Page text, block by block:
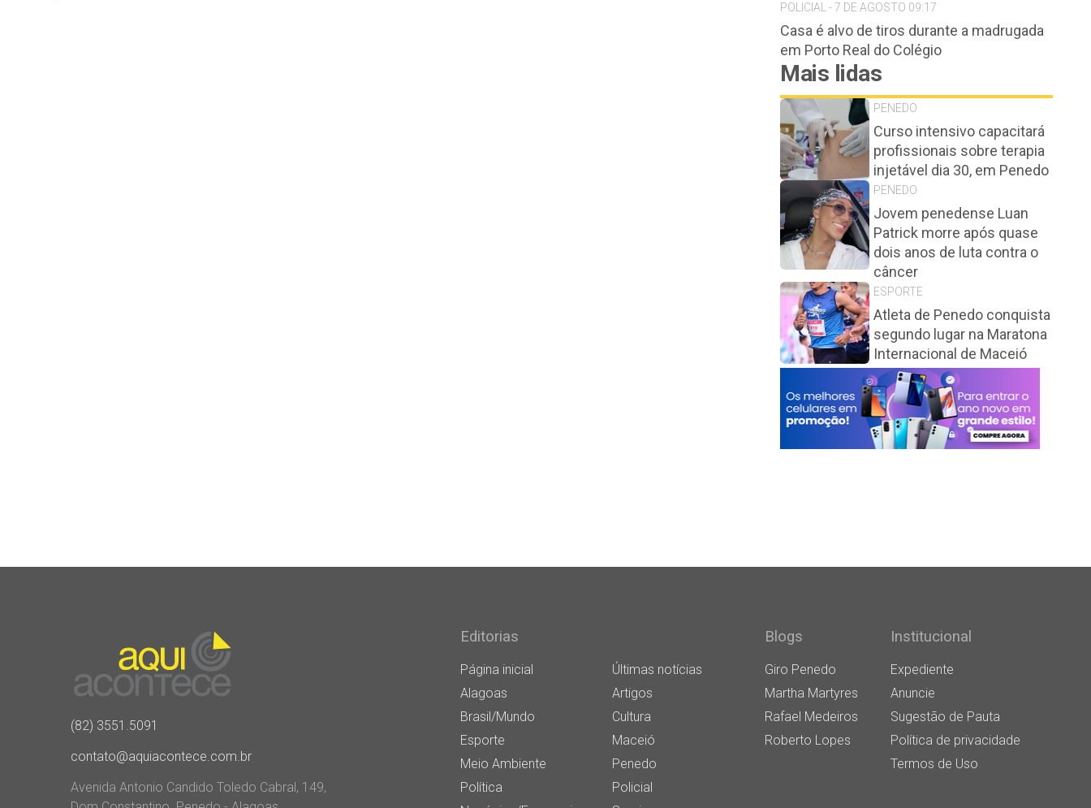
POLICIAL - 7 DE AGOSTO 09:17
Casa é alvo de tiros durante a madrugada
em Porto Real do Colégio
Mais lidas
PENEDO
Curso intensivo capacitará
profissionais sobre terapia
injetável dia 30, em Penedo
PENEDO
Jovem penedense Luan
Patrick morre após quase
dois anos de luta contra o
câncer
ESPORTE
Atleta de Penedo conquista
segundo lugar na Maratona
Internacional de Maceió
(82) 3551.5091
contato@aquiacontece.com.br
Avenida Antonio Candido Toledo Cabral, 149,
Editorias
Página inicial
Últimas notícias
Alagoas
Artigos
Brasil/Mundo
Cultura
Esporte
Maceió
Meio Ambiente
Penedo
Política
Policial
Blogs
Giro Penedo
Martha Martyres
Rafael Medeiros
Roberto Lopes
Institucional
Expediente
Anuncie
Sugestão de Pauta
Política de privacidade
Termos de Uso